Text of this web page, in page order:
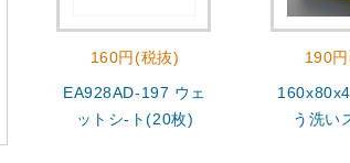
160円(税抜)
EA928AD-197 ウェ
ットシ-ト(20枚)
190
う洗い